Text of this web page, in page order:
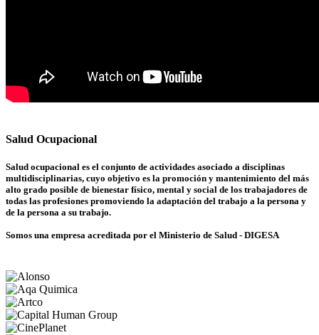
Salud Ocupacional
Salud ocupacional es el conjunto de actividades asociado a disciplinas
multidisciplinarias, cuyo objetivo es la promoción y mantenimiento del más
alto grado posible de bienestar físico, mental y social de los trabajadores de
todas las profesiones promoviendo la adaptación del trabajo a la persona y
de la persona a su trabajo.
Somos una empresa acreditada por el Ministerio de Salud - DIGESA